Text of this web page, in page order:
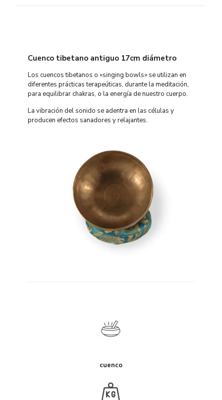
Cuenco tibetano antiguo 17cm diámetro
Los cuencos tibetanos o «singing bowls» se utilizan en
diferentes prácticas terapeúticas, durante la meditación,
para equilibrar chakras, o la energía de nuestro cuerpo.
La vibración del sonido se adentra en las células y
producen efectos sanadores y relajantes.
cuenco